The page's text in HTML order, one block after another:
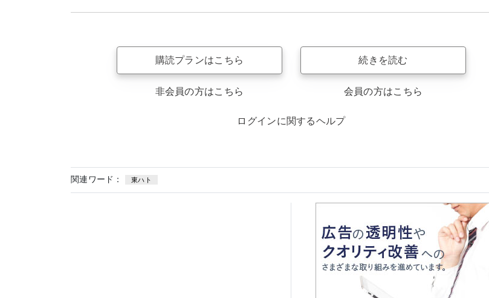
購読プランはこちら
非会員の方はこちら
続きを読む
会員の方はこちら
ログインに関するヘルプ
関連ワード： 東ハト